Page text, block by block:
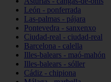
León - ponferrada
Las-palmas - pájara
Pontevedra - sanxenxo
Ciudad-real - ciudad-real
Barcelona - calella
Illes-balears - maó-mahón
Illes-balears - sóller
Cádiz - chipiona